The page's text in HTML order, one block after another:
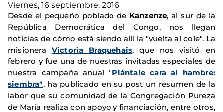
Viernes, 16 septiembre, 2016
Desde el pequeño poblado de Kanzenze, al sur de la
República Democrática del Congo, nos llegan
noticias de cómo está siendo allí la "vuelta al cole". La
misionera Victoria Braquehais, que nos visitó en
febrero y fue una de nuestras invitadas especiales de
nuestra campaña anual"Plántale cara al hambre:
siembra", ha publicado en su post un resumen de la
labor que su comunidad de la Congregación Pureza
de María realiza con apoyo y financiación, entre otros,